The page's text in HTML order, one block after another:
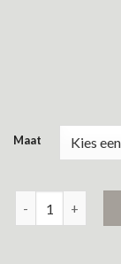
Maat